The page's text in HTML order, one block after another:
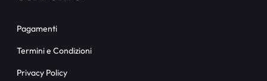
Pagamenti
Termini e Condizioni
Privacy Policy